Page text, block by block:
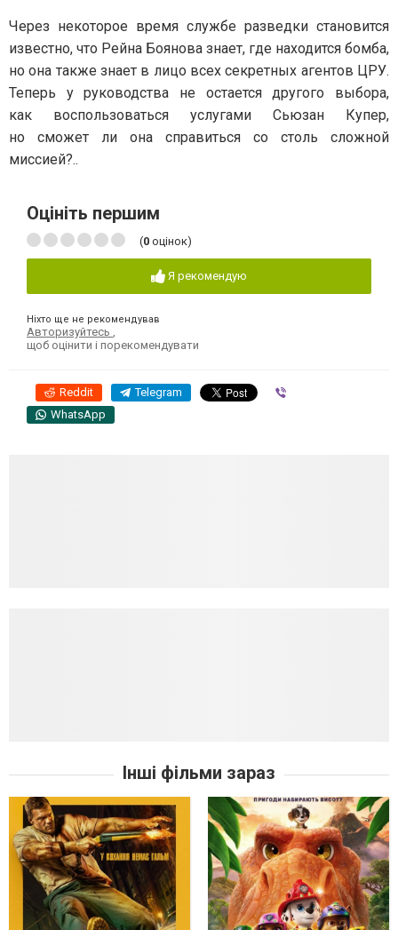
Через некоторое время службе разведки становится
известно, что Рейна Боянова знает, где находится бомба,
но она также знает в лицо всех секретных агентов ЦРУ.
Теперь у руководства не остается другого выбора,
как воспользоваться услугами Сьюзан Купер,
но сможет ли она справиться со столь сложной
миссией?..
Оцініть першим
(0 оцінок)
Я рекомендую
Ніхто ще не рекомендував
Авторизуйтесь ,
щоб оцінити і порекомендувати
Reddit Telegram
WhatsApp
Інші фільми зараз